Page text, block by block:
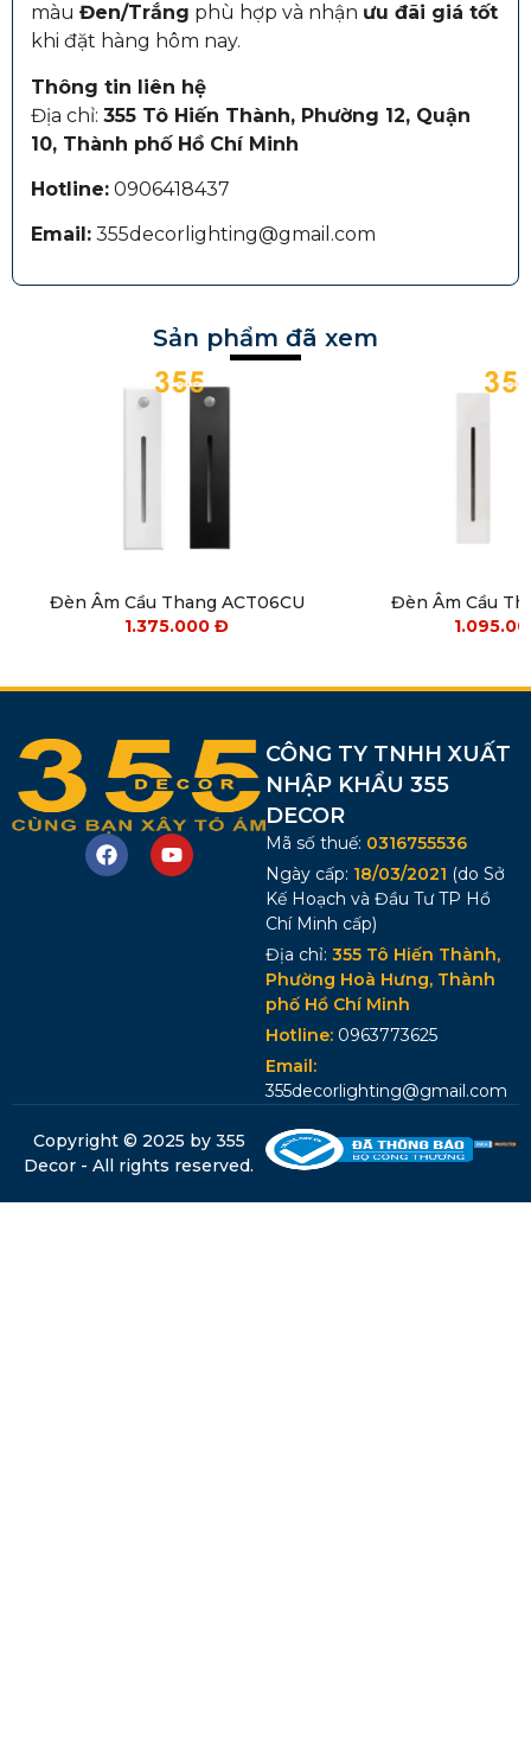
màu Đen/Trắng phù hợp và nhận ưu đãi giá tốt
khi đặt hàng hôm nay.
Thông tin liên hệ
Địa chỉ: 355 Tô Hiến Thành, Phường 12, Quận
10, Thành phố Hồ Chí Minh
Hotline: 0906418437
Email: 355decorlighting@gmail.com
Sản phẩm đã xem
Đèn Âm Cầu Thang ACT06CU
1.375.000Đ
Đèn Âm Cầu
CÔNG TY TNHH XUẤT
NHẬP KHẨU 355
DECOR
Mã số thuế: 0316755536
Ngày cấp: 18/03/2021 (do Sở
Kế Hoạch và Đầu Tư TP Hồ
Chí Minh cấp)
Địa chỉ: 355 Tô Hiến Thành,
Phường Hoà Hưng, Thành
phố Hồ Chí Minh
Hotline: 0963773625
Email:
355decorlighting@gmail.com
Copyright © 2025 by 355
Decor - All rights reserved.